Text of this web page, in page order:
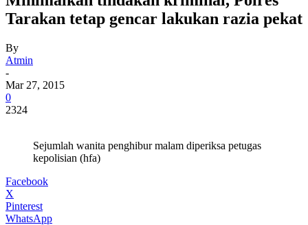
Tarakan tetap gencar lakukan razia pekat
By
Atmin
-
Mar 27, 2015
0
2324
Sejumlah wanita penghibur malam diperiksa petugas
kepolisian (hfa)
Facebook
X
Pinterest
WhatsApp